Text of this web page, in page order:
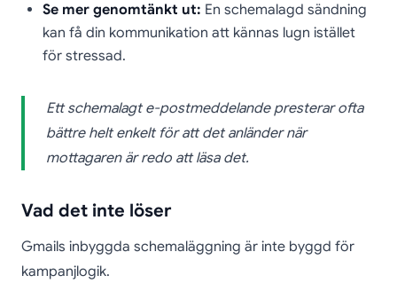
Se mer genomtänkt ut: En schemalagd sändning
kan få din kommunikation att kännas lugn istället
för stressad.
Ett schemalagt e-postmeddelande presterar ofta
bättre helt enkelt för att det anländer när
mottagaren är redo att läsa det.
Vad det inte löser
Gmails inbyggda schemaläggning är inte byggd för
kampanjlogik.